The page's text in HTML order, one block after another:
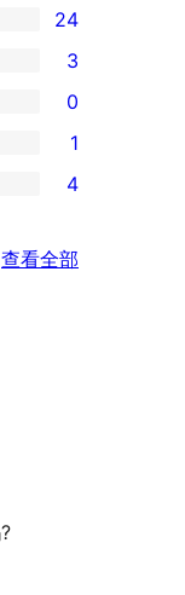
24
3
0
1
4
查看全部